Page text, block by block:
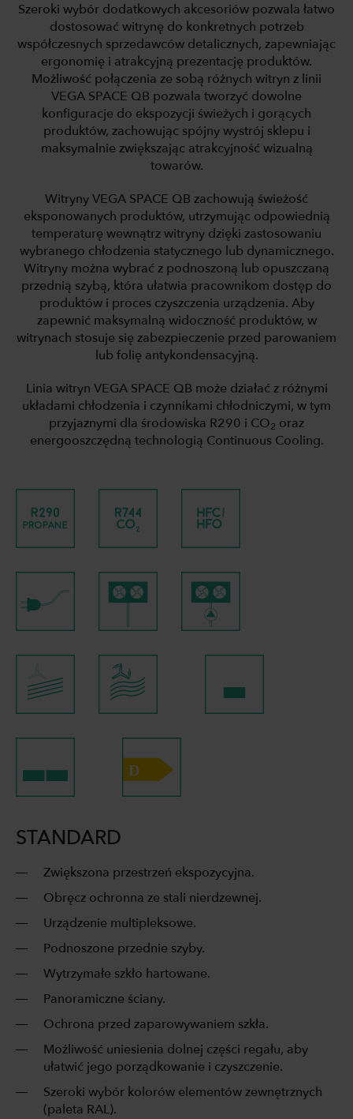
Szeroki wybór dodatkowych akcesoriów pozwala łatwo
dostosować witrynę do konkretnych potrzeb
współczesnych sprzedawców detalicznych, zapewniając
ergonomię i atrakcyjną prezentację produktów.
Możliwość połączenia ze sobą różnych witryn z linii
VEGA SPACE QB pozwala tworzyć dowolne
konfiguracje do ekspozycji świeżych i gorących
produktów, zachowując spójny wystrój sklepu i
maksymalnie zwiększając atrakcyjność wizualną
towarów.
Witryny VEGA SPACE QB zachowują świeżość
eksponowanych produktów, utrzymując odpowiednią
temperaturę wewnątrz witryny dzięki zastosowaniu
wybranego chłodzenia statycznego lub dynamicznego.
Witryny można wybrać z podnoszoną lub opuszczaną
przednią szybą, która ułatwia pracownikom dostęp do
produktów i proces czyszczenia urządzenia. Aby
zapewnić maksymalną widoczność produktów, w
witrynach stosuje się zabezpieczenie przed parowaniem
lub folię antykondensacyjną.
Linia witryn VEGA SPACE QB może działać z różnymi
układami chłodzenia i czynnikami chłodniczymi, w tym
przyjaznymi dla środowiska R290 i CO2 oraz
energooszczędną technologią Continuous Cooling.
STANDARD
Zwiększona przestrzeń ekspozycyjna.
Obręcz ochronna ze stali nierdzewnej.
Urządzenie multipleksowe.
Podnoszone przednie szyby.
Wytrzymałe szkło hartowane.
Panoramiczne ściany.
Ochrona przed zaparowywaniem szkła.
Możliwość uniesienia dolnej części regału, aby
ułatwić jego porządkowanie i czyszczenie.
Szeroki wybór kolorów elementów zewnętrznych
(paleta RAL).